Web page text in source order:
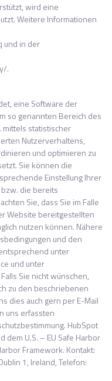
wird eine
Weitere Informationen
und in der
.
eine Software der
so genannten Bereich des
mittels statistischer
Nutzerverhaltens,
und optimieren zu
Sie können die
Einstellung Ihrer
die bereits
Sie, dass Sie im Falle
Website bereitgestellten
nutzen können. Nähere
und den
unter
und unter
Sie nicht wünschen,
zu den beschriebenen
dies auch gern per E-Mail
uns erfassten
HubSpot
dem U.S. – EU Safe Harbor
Framework. Kontakt:
1, Ireland, Telefon: